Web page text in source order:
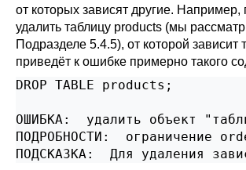
от которых зависят другие. Например,
удалить таблицу products (мы
Подразделе 5.4.5), от которой зависит
приведёт к ошибке примерно такого
DROP TABLE products;
ОШИБКА:  удалить объект
ПОДРОБНОСТИ:  ограничение